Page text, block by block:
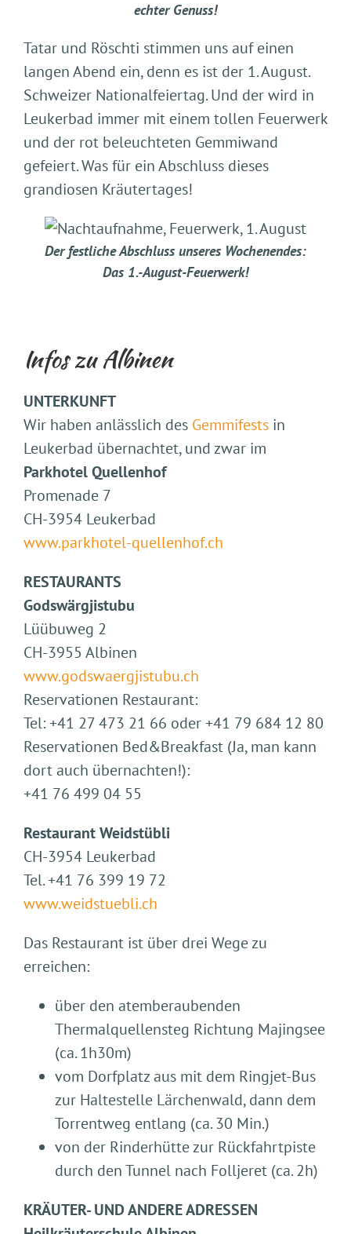
echter Genuss!
Tatar und Röschti stimmen uns auf einen
langen Abend ein, denn es ist der 1. August.
Schweizer Nationalfeiertag. Und der wird in
Leukerbad immer mit einem tollen Feuerwerk
und der rot beleuchteten Gemmiwand
gefeiert. Was für ein Abschluss dieses
grandiosen Kräutertages!
Der festliche Abschluss unseres Wochenendes:
Das 1.-August-Feuerwerk!
Infos zu Albinen
UNTERKUNFT
Wir haben anlässlich des Gemmifests in
Leukerbad übernachtet, und zwar im
Parkhotel Quellenhof
Promenade 7
CH-3954 Leukerbad
www.parkhotel-quellenhof.ch
RESTAURANTS
Godswärgjistubu
Lüübuweg 2
CH-3955 Albinen
www.godswaergjistubu.ch
Reservationen Restaurant:
Tel: +41 27 473 21 66 oder +41 79 684 12 80
Reservationen Bed&Breakfast (Ja, man kann
dort auch übernachten!):
+41 76 499 04 55
Restaurant Weidstübli
CH-3954 Leukerbad
Tel. +41 76 399 19 72
www.weidstuebli.ch
Das Restaurant ist über drei Wege zu
erreichen:
über den atemberaubenden
Thermalquellensteg Richtung Majingsee
(ca. 1h30m)
vom Dorfplatz aus mit dem Ringjet-Bus
zur Haltestelle Lärchenwald, dann dem
Torrentweg entlang (ca. 30 Min.)
von der Rinderhütte zur Rückfahrtpiste
durch den Tunnel nach Folljeret (ca. 2h)
KRÄUTER- UND ANDERE ADRESSEN